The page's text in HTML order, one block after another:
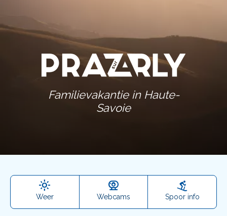
Familievakantie in Haute-
Savoie
Weer Webcams Spoor info